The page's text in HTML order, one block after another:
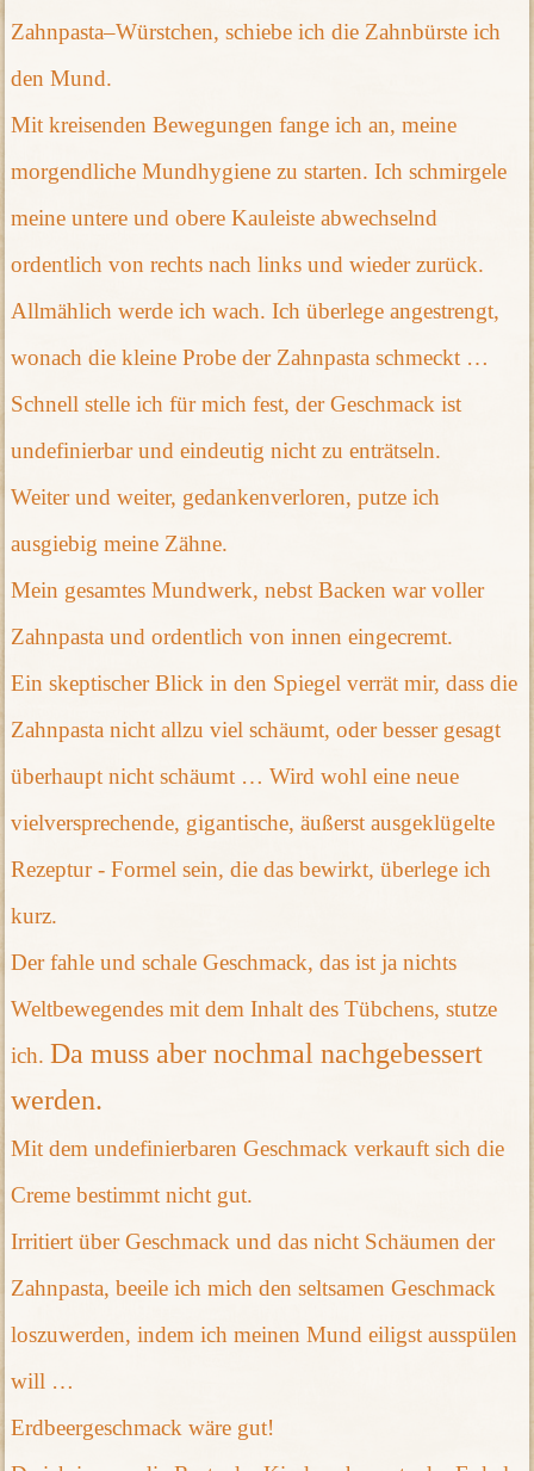
Zahnpasta–Würstchen, schiebe ich die Zahnbürste ich
den Mund.
Mit kreisenden Bewegungen fange ich an, meine
morgendliche Mundhygiene zu starten. Ich schmirgele
meine untere und obere Kauleiste abwechselnd
ordentlich von rechts nach links und wieder zurück.
Allmählich werde ich wach. Ich überlege angestrengt,
wonach die kleine Probe der Zahnpasta schmeckt …
Schnell stelle ich für mich fest, der Geschmack ist
undefinierbar und eindeutig nicht zu enträtseln.
Weiter und weiter, gedankenverloren, putze ich
ausgiebig meine Zähne.
Mein gesamtes Mundwerk, nebst Backen war voller
Zahnpasta und ordentlich von innen eingecremt.
Ein skeptischer Blick in den Spiegel verrät mir, dass die
Zahnpasta nicht allzu viel schäumt, oder besser gesagt
überhaupt nicht schäumt … Wird wohl eine neue
vielversprechende, gigantische, äußerst ausgeklügelte
Rezeptur - Formel sein, die das bewirkt, überlege ich
kurz.
Der fahle und schale Geschmack, das ist ja nichts
Weltbewegendes mit dem Inhalt des Tübchens, stutze
ich.Da muss aber nochmal nachgebessert
werden.
Mit dem undefinierbaren Geschmack verkauft sich die
Creme bestimmt nicht gut.
Irritiert über Geschmack und das nicht Schäumen der
Zahnpasta, beeile ich mich den seltsamen Geschmack
loszuwerden, indem ich meinen Mund eiligst ausspülen
will …
Erdbeergeschmack wäre gut!